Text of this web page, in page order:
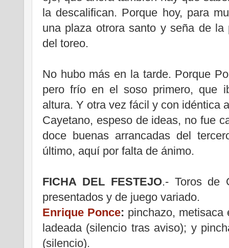
la descalifican. Porque hoy, para
una plaza otrora santo y seña de
del toreo.
No hubo más en la tarde. Porque
pero frío en el soso primero, que
altura. Y otra vez fácil y con idéntica
Cayetano, espeso de ideas, no fue
doce buenas arrancadas del
último, aquí por falta de ánimo.
FICHA DEL FESTEJO.- Toros de
presentados y de juego variado.
Enrique Ponce: pinchazo, metisaca
ladeada (silencio tras aviso); y
(silencio).